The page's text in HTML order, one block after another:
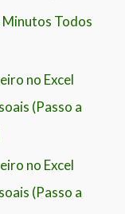
Minutos Todos
no Excel
(Passo a
no Excel
(Passo a